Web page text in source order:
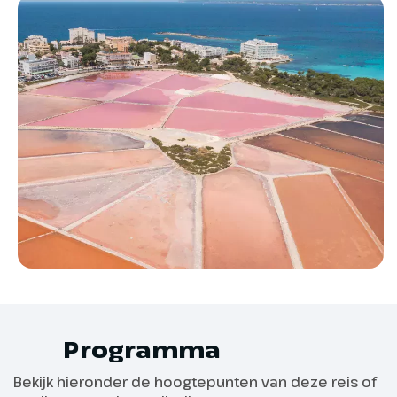
Programma
Bekijk hieronder de hoogtepunten van deze reis of
Fietshuur Tourfiets
Mallorca
Fietshuur Dames
Optioneel
Fietshuur E-Bike
Mallorca
E-Bike huur Heren
Bagageservice
handig steeds je koffer mee te moeten sjouwen.